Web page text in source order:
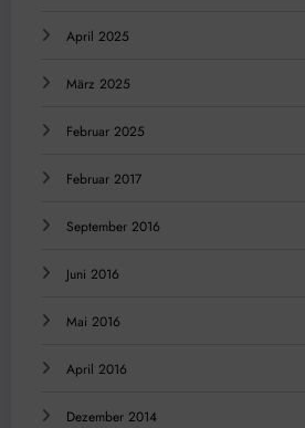
April 2025
März 2025
Februar 2025
Februar 2017
September 2016
Juni 2016
Mai 2016
April 2016
Dezember 2014